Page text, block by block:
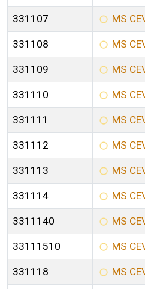
331107 MS
331108 MS
331109 MS
331110 MS
331111 MS
331112 MS
331113 MS
331114 MS
3311140 MS
33111510 MS
331118 MS